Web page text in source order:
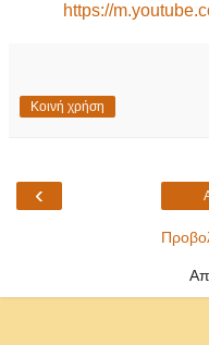
https://
Κοινή χρήση
‹